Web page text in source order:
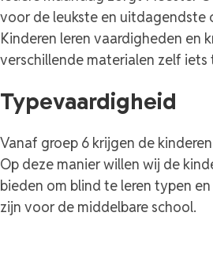
voor de leukste en uitdagendste
Kinderen leren vaardigheden en
verschillende materialen zelf iets
Typevaardigheid
Vanaf groep 6 krijgen de
Op deze manier willen wij de
bieden om blind te leren typen
zijn voor de middelbare school.